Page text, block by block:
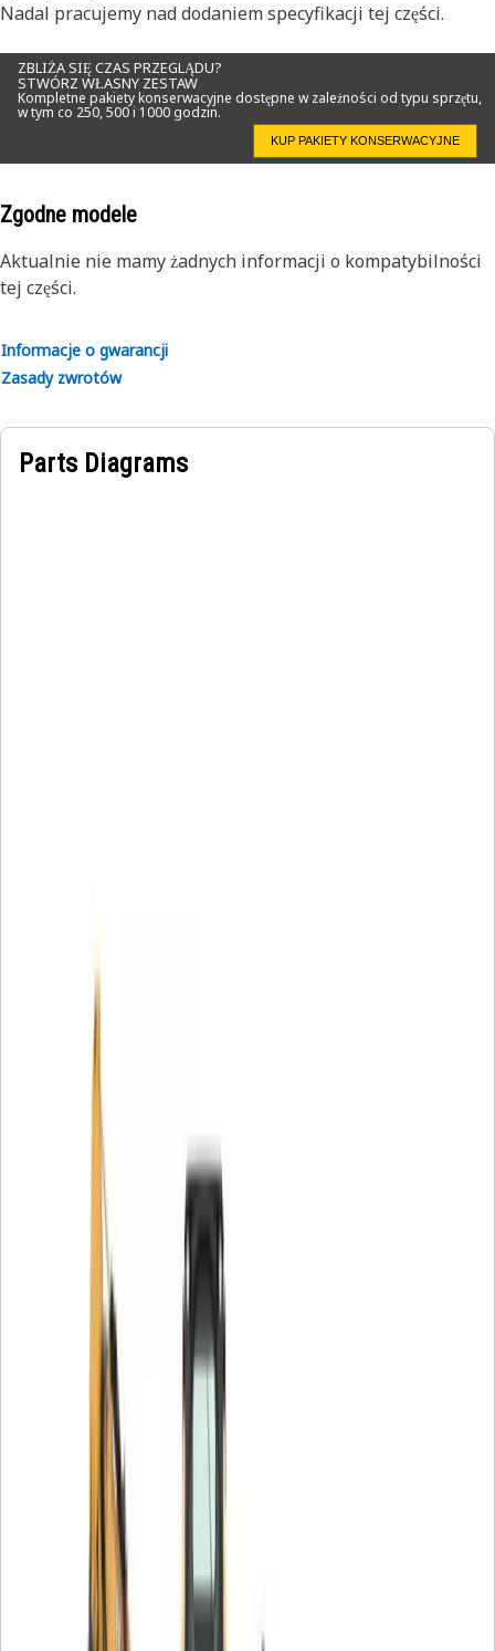
Nadal pracujemy nad dodaniem specyfikacji tej części.
ZBLIŻA SIĘ CZAS PRZEGLĄDU?
STWÓRZ WŁASNY ZESTAW
Kompletne pakiety konserwacyjne dostępne w zależności od typu sprzętu,
w tym co 250, 500 i 1000 godzin.
KUP PAKIETY KONSERWACYJNE
Zgodne modele
Aktualnie nie mamy żadnych informacji o kompatybilności
tej części.
Informacje o gwarancji
Zasady zwrotów
Parts Diagrams